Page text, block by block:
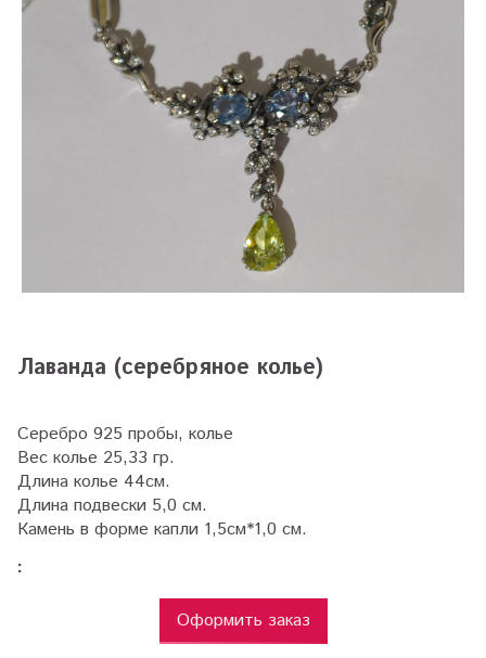
Лаванда (серебряное колье)
Серебро 925 пробы, колье
Вес колье 25,33 гр.
Длина колье 44см.
Длина подвески 5,0 см.
Камень в форме капли 1,5см*1,0 см.
:
Оформить заказ